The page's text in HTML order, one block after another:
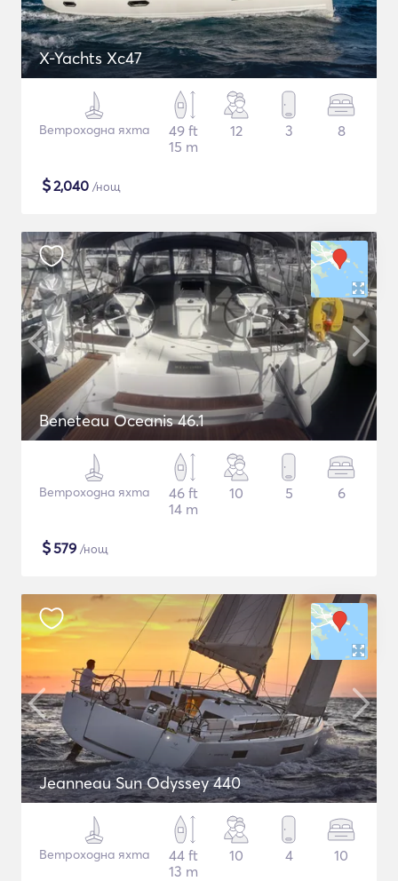
X-Yachts Xc47
Ветроходна яхта
49 ft
15 m
12 3 8
$2,040 /нощ
Beneteau Oceanis 46.1
Ветроходна яхта
46 ft
14 m
10 5 6
$579 /нощ
Jeanneau Sun Odyssey 440
Ветроходна яхта
44 ft
13 m
10 4 10